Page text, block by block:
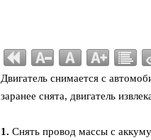
Двигатель снимается с
заранее снята, двигатель
1. Снять провод массы с